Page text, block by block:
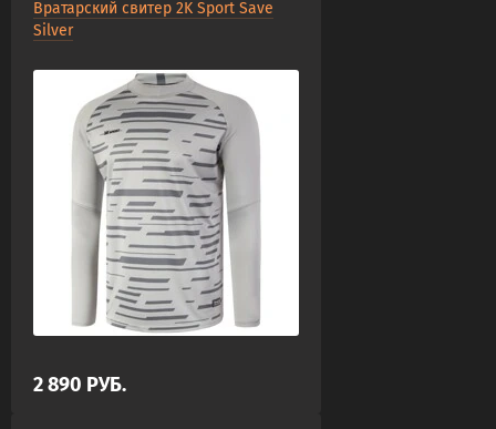
Вратарский свитер 2K Sport Save
Silver
2 890 РУБ.